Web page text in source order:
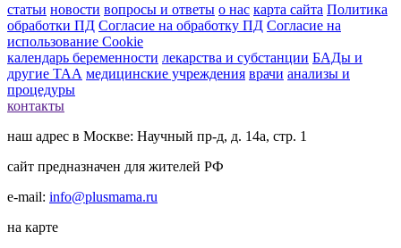
статьи новости вопросы и ответы о нас карта сайта Политика
обработки ПД Согласие на обработку ПД Согласие на
использование Cookie
календарь беременности лекарства и субстанции БАДы и
другие ТАА медицинские учреждения врачи анализы и
процедуры
контакты
наш адрес в Москве: Научный пр-д, д. 14а, стр. 1
сайт предназначен для жителей РФ
e-mail: info@plusmama.ru
на карте